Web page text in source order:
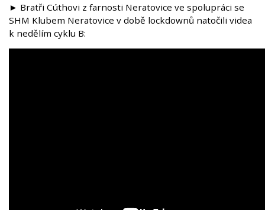
► Bratři Cúthovi z farnosti Neratovice ve spolupráci se
SHM Klubem Neratovice v době lockdownů natočili videa
k nedělím cyklu B: